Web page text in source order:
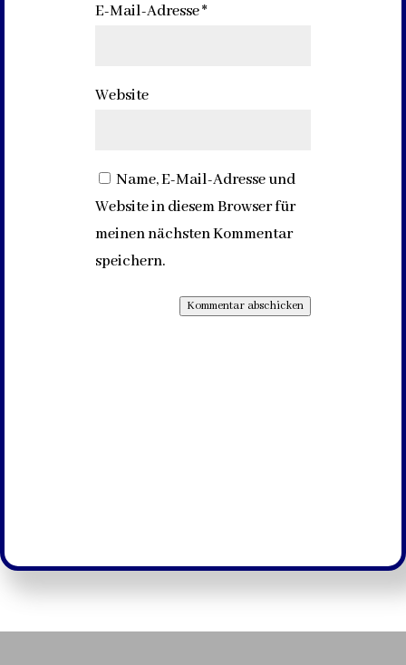
E-Mail-Adresse*
Website
Name, E-Mail-Adresse und
Website in diesem Browser für
meinen nächsten Kommentar
speichern.
Kommentar abschicken